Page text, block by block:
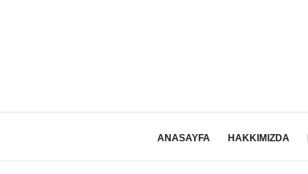
ANASAYFA HAKKIMIZDA